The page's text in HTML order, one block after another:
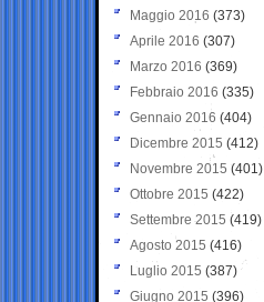
Maggio 2016 (373)
Aprile 2016 (307)
Marzo 2016 (369)
Febbraio 2016 (335)
Gennaio 2016 (404)
Dicembre 2015 (412)
Novembre 2015 (401)
Ottobre 2015 (422)
Settembre 2015 (419)
Agosto 2015 (416)
Luglio 2015 (387)
Giugno 2015 (396)